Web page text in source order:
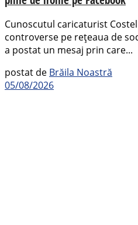
Cunoscutul caricaturist
controverse pe rețeaua de
a postat un mesaj prin care...
postat de Brăila Noastră
05/08/2026